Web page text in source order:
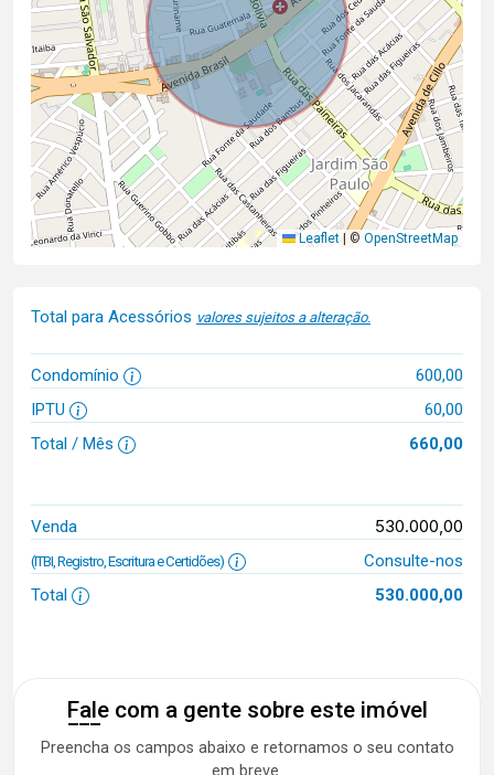
Leaflet | © OpenStreetMap
Total para Acessórios valores sujeitos a alteração.
Condomínio
600,00
IPTU
60,00
Total / Mês
660,00
Venda 530.000,00
(ITBI, Registro, Escritura e Certidões)
Consulte-nos
Total
530.000,00
Fale com a gente sobre este imóvel
Preencha os campos abaixo e retornamos o seu contato
em breve.